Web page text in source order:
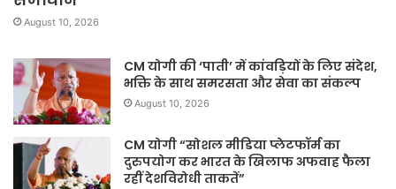
August 10, 2026
CM योगी की ‘पाती’ में कांवड़ियों के लिए संदेश,
भक्ति के साथ समरसता और सेवा का संकल्प
August 10, 2026
CM योगी “सोशल मीडिया प्लेटफॉर्म का
दुरुपयोग कर भारत के खिलाफ अफवाह फैला
रहीं देशविरोधी ताकतें”